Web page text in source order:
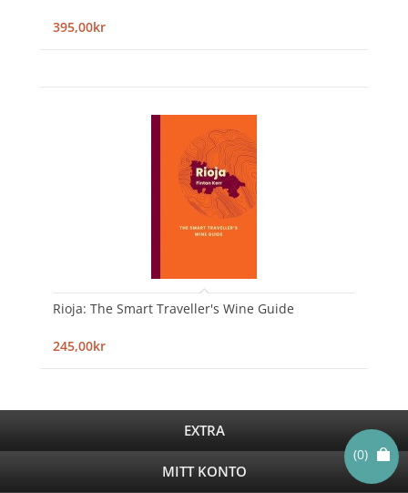
(0)
395,00kr
Rioja: The Smart Traveller's Wine Guide
245,00kr
EXTRA
MITT KONTO